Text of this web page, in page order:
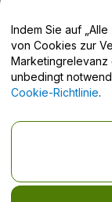
Hilfe-
Durch die
Keine
Indem Sie auf
von Cookies zur
Marketingrelevanz der Website zu.
unbedingt
Cookie-Richtlinie.